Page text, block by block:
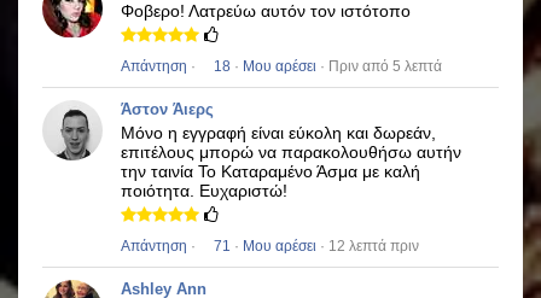
Φοβερο! Λατρεύω αυτόν τον ιστότοπο
Απάντηση · 18 · Μου αρέσει · Πριν από 5 λεπτά
Άστον Άιερς
Μόνο η εγγραφή είναι εύκολη και δωρεάν,
επιτέλους μπορώ να παρακολουθήσω αυτήν
την ταινία Το Καταραμένο Άσμα με καλή
ποιότητα. Ευχαριστώ!
Απάντηση · 71 · Μου αρέσει · 12 λεπτά πριν
Ashley Ann